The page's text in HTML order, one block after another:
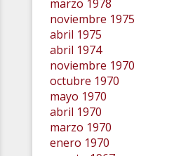
marzo 1978
noviembre 1975
abril 1975
abril 1974
noviembre 1970
octubre 1970
mayo 1970
abril 1970
marzo 1970
enero 1970